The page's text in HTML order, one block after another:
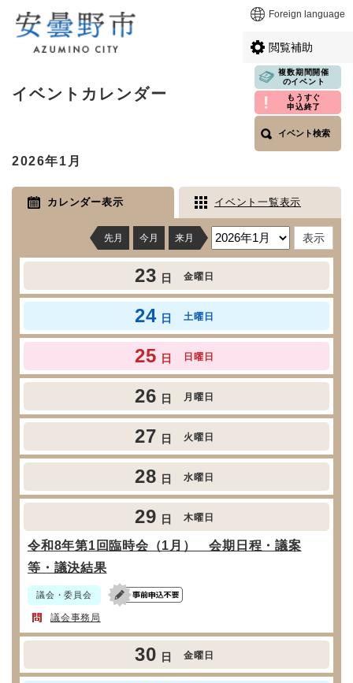
メニューを飛ばして本文へ Foreign language
閲覧補助
文
イベントカレンダー
複数期間開催
のイベント
もうすぐ
申込終了
イベント検索
2026年1月
カレンダー表示 イベント一覧表示
先月 今月 来月
23 日 金曜日
24 日 土曜日
25 日 日曜日
26 日 月曜日
27 日 火曜日
28 日 水曜日
29 日 木曜日
令和8年第1回臨時会（1月） 会期日程・議案
等・議決結果
議会・委員会
議会事務局
30 日 金曜日